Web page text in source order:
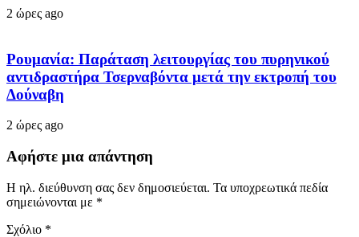
2 ώρες ago
Ρουμανία: Παράταση λειτουργίας του πυρηνικού
αντιδραστήρα Τσερναβόντα μετά την εκτροπή του
Δούναβη
2 ώρες ago
Αφήστε μια απάντηση
Η ηλ. διεύθυνση σας δεν δημοσιεύεται. Τα υποχρεωτικά πεδία
σημειώνονται με *
Σχόλιο *